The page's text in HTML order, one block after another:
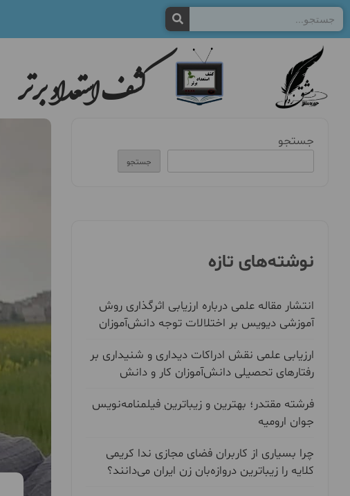
کشف استعداد برتر
جستجو
جستجو
نوشته‌های تازه
انتشار مقاله علمی درباره ارزیابی اثرگذاری روش
آموزشی دیویس بر اختلالات توجه دانش‌آموزان
ارزیابی علمی نقش ادراکات دیداری و شنیداری بر
رفتارهای تحصیلی دانش‌آموزان کار و دانش
فرشته مقتدر؛ بهترین و زیباترین فیلمنامه‌نویس
جوان ارومیه
چرا بسیاری از کاربران فضای مجازی ندا کریمی
کلایه را زیباترین دروازه‌بان زن ایران می‌دانند؟